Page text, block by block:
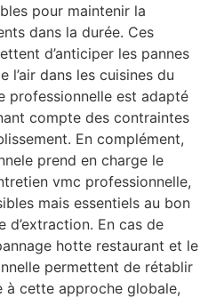
pour maintenir la
dans la durée. Ces
d’anticiper les pannes
l’air dans les cuisines du
professionnelle est adapté
compte des contraintes
En complément,
prend en charge le
vmc professionnelle,
mais essentiels au bon
En cas de
hotte restaurant et le
permettent de rétablir
à cette approche globale,